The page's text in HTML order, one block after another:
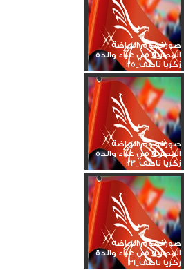
صور نجوم الرياضة
المصرية في عزاء والدة
زكريا ناصف_35
صور نجوم الرياضة
المصرية في عزاء والدة
زكريا ناصف_33
صور نجوم الرياضة
المصرية في عزاء والدة
زكريا ناصف_31